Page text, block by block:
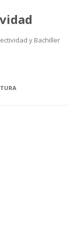
y Bachiller